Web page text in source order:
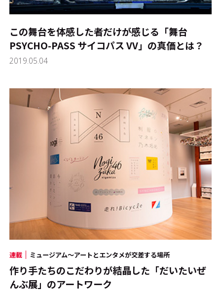
この舞台を体感した者だけが感じる「舞台
PSYCHO-PASS サイコパス VV」の真価とは？
2019.05.04
連載 ミュージアム～アートとエンタメが交差する場所
作り手たちのこだわりが結晶した「だいたいぜ
んぶ展」のアートワーク